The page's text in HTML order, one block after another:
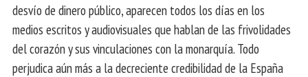
desvío de dinero público, aparecen todos los días en los
medios escritos y audiovisuales que hablan de las frivolidades
del corazón y sus vinculaciones con la monarquía. Todo
perjudica aún más a la decreciente credibilidad de la España